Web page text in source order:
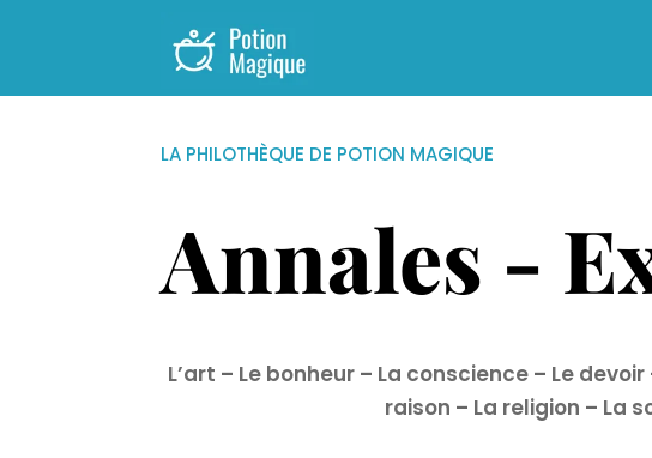
LA PHILOTHÈQUE DE POTION MAGIQUE
Annales -
L’art – Le bonheur – La conscience – Le devoir
raison – La religion – La